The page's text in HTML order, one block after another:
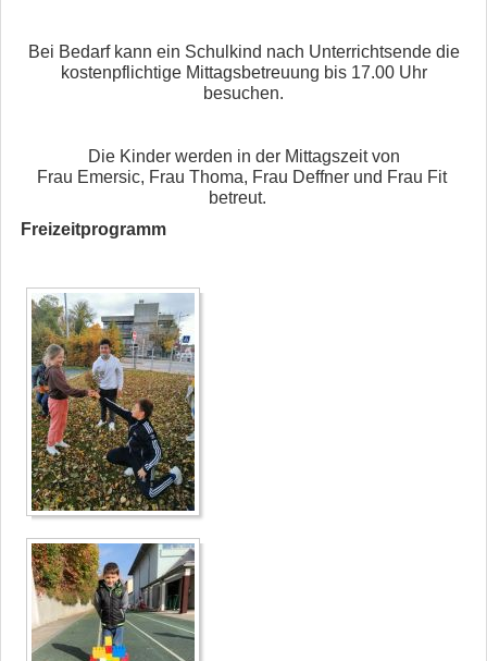
Bei Bedarf kann ein Schulkind nach Unterrichtsende die
kostenpflichtige Mittagsbetreuung bis 17.00 Uhr
besuchen.
Die Kinder werden in der Mittagszeit von
Frau Emersic, Frau Thoma, Frau Deffner und Frau Fit
betreut.
Freizeitprogramm